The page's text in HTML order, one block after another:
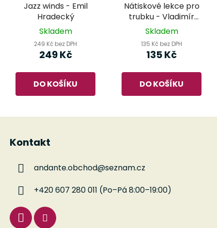
Jazz winds - Emil
Hradecký
Skladem
249 Kč bez DPH
249 Kč
DO KOŠÍKU
Nátiskové lekce pro
trubku - Vladimír
Beneš
Skladem
135 Kč bez DPH
135 Kč
DO KOŠÍKU
Kontakt
andante.obchod@seznam.cz
+420 607 280 011 (Po–Pá 8:00–19:00)